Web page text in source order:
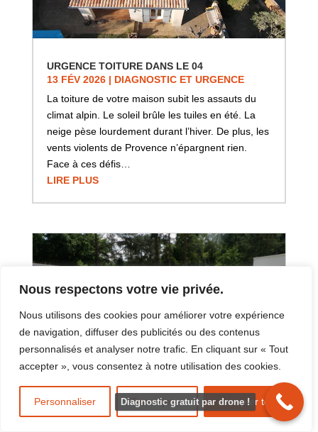
Nous respectons votre vie privée.
Nous utilisons des cookies pour améliorer votre expérience
de navigation, diffuser des publicités ou des contenus
personnalisés et analyser notre trafic. En cliquant sur « Tout
accepter », vous consentez à notre utilisation des cookies.
Personnaliser Tout rejeter Accepter tout
URGENCE TOITURE DANS LE 04
13 FÉV 2026| DIAGNOSTIC ET URGENCE
La toiture de votre maison subit les assauts du
climat alpin. Le soleil brûle les tuiles en été. La
neige pèse lourdement durant l’hiver. De plus, les
vents violents de Provence n’épargnent rien.
Face à ces défis…
LIRE PLUS
Diagnostic gratuit par drone !